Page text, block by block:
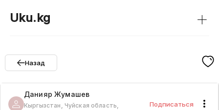
Uku.kg +
Назад
Данияр Жумашев
Кыргызстан, Чуйская область,
Подписаться